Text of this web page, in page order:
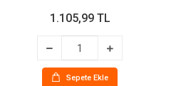
1.105,99 TL
Sepete Ekle